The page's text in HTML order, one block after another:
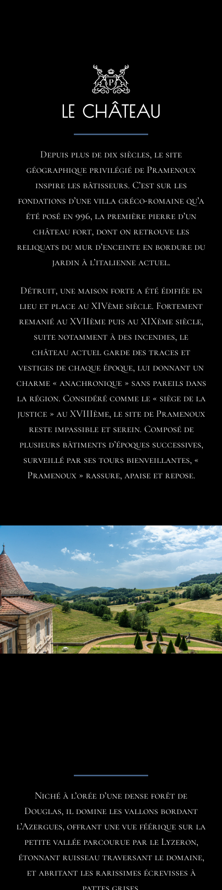
LE CHÂTEAU
Depuis plus de dix siècles, le site
géographique privilégié de Pramenoux
inspire les bâtisseurs. C’est sur les
fondations d’une villa gréco-romaine qu’a
été posé en 996, la première pierre d’un
château fort, dont on retrouve les
reliquats du mur d’enceinte en bordure du
jardin à l’italienne actuel.
Détruit, une maison forte a été édifiée en
lieu et place au XIVème siècle. Fortement
remanié au XVIIème puis au XIXème siècle,
suite notamment à des incendies, le
château actuel garde des traces et
vestiges de chaque époque, lui donnant un
charme « anachronique » sans pareils dans
la région. Considéré comme le « siège de la
justice » au XVIIIème, le site de Pramenoux
reste impassible et serein. Composé de
plusieurs bâtiments d’époques successives,
surveillé par ses tours bienveillantes, «
Pramenoux » rassure, apaise et repose.
Niché à l’orée d’une dense forêt de
Douglas, il domine les vallons bordant
l’Azergues, offrant une vue féérique sur la
petite vallée parcourue par le Lyzeron,
étonnant ruisseau traversant le domaine,
et abritant les rarissimes écrevisses à